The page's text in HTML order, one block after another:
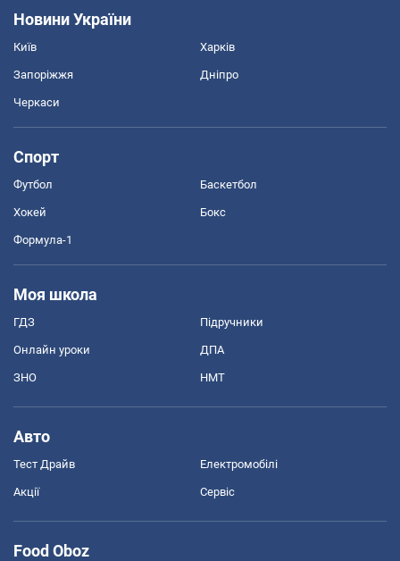
Новини України
Київ Харків
Запоріжжя Дніпро
Черкаси
Спорт
Футбол Баскетбол
Хокей Бокс
Формула-1
Моя школа
ГДЗ Підручники
Онлайн уроки ДПА
ЗНО НМТ
Авто
Тест Драйв Електромобілі
Акції Сервіс
Food Oboz